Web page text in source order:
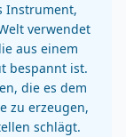
Instrument,
verwendet
aus einem
bespannt ist.
die es dem
zu erzeugen,
schlägt.